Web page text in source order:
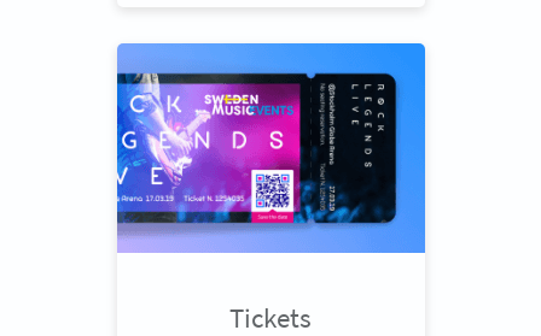
Tickets